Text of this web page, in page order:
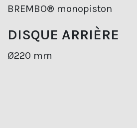
BREMBO® monopiston
DISQUE ARRIÈRE
Ø220 mm